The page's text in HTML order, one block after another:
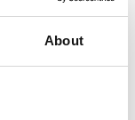
About
i Valle-kartan
samt